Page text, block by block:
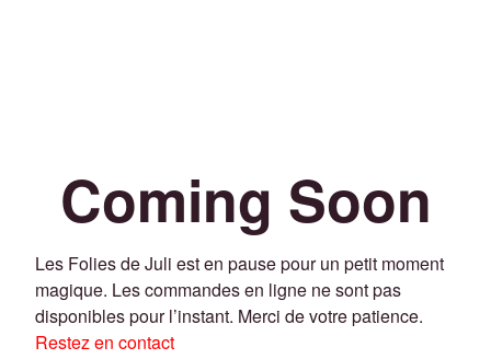
Coming Soon
Les Folies de Juli est en pause pour un petit moment
magique. Les commandes en ligne ne sont pas
disponibles pour l’instant. Merci de votre patience.
Restez en contact